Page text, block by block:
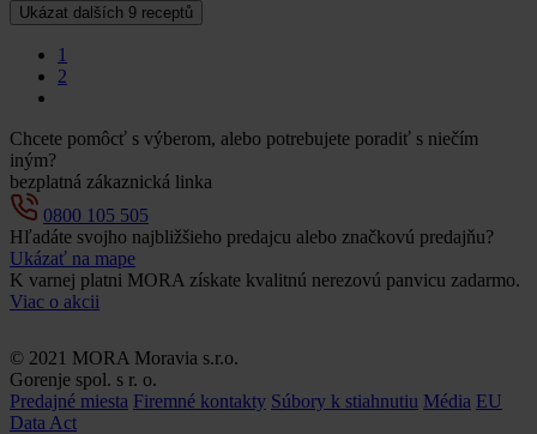
Ukázat dalších 9 receptů
1
2
Chcete pomôcť s výberom, alebo potrebujete poradiť s niečím
iným?
bezplatná zákaznická linka
0800 105 505
Hľadáte svojho najbližšieho predajcu alebo značkovú predajňu?
Ukázať na mape
K varnej platni MORA získate kvalitnú nerezovú panvicu zadarmo.
Viac o akcii
© 2021 MORA Moravia s.r.o.
Gorenje spol. s r. o.
Predajné miesta Firemné kontakty Súbory k stiahnutiu Média EU
Data Act